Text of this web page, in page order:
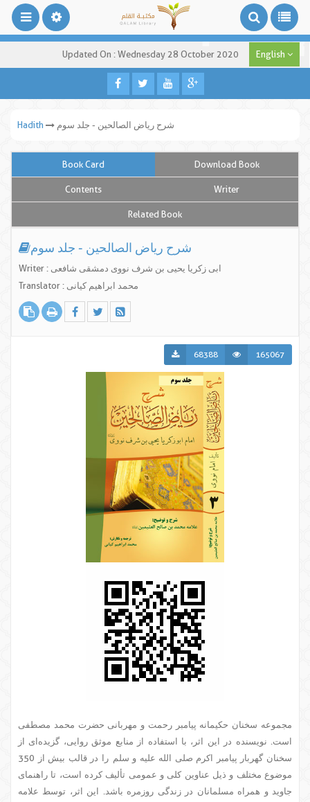
Updated On : Wednesday 28 October 2020 English
Hadith شرح ریاض الصالحین - جلد سوم
Book Card Download Book
Contents Writer
Related Book
شرح ریاض الصالحین - جلد سوم
Writer : ابی زکریا یحیی بن شرف نووی دمشقی شافعی
Translator : محمد ابراهیم کیانی
68388 165067
مجموعه سخنان حکیمانه پیامبر رحمت و مهربانی حضرت محمد مصطفی
است. نویسنده در این اثر، با استفاده از منابع موثق روایی، گزیده‌ای از
سخنان گهربار پیامبر اکرم صلی الله علیه و سلم را در قالب بیش از 350
موضوع مختلف و ذیل عناوین کلی و عمومی تألیف کرده است، تا راهنمای
جاوید و همراه مسلمانان در زندگی روزمره باشد. این اثر، توسط علامه